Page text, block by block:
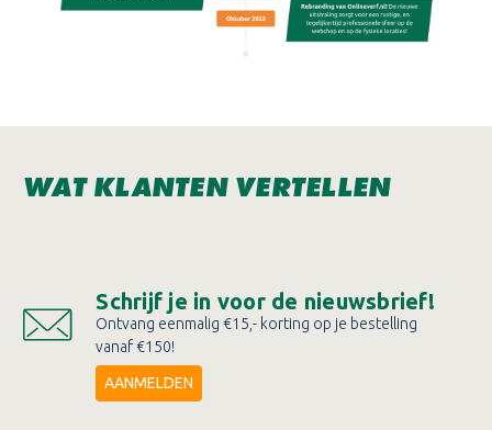
WAT KLANTEN VERTELLEN
Schrijf je in voor de nieuwsbrief!
Ontvang eenmalig €15,- korting op je bestelling
vanaf €150!
AANMELDEN